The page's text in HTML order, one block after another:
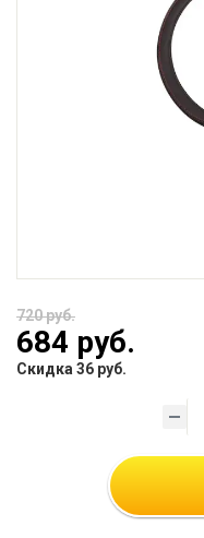
720 руб.
684 руб.
Скидка 36 руб.